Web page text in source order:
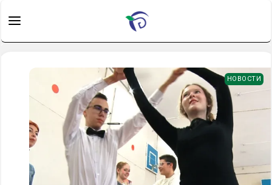
НОВОСТИ